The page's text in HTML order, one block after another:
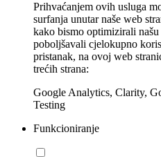
Prihvaćanjem ovih usluga
surfanja unutar naše web
kako bismo optimizirali
poboljšavali cjelokupno
pristanak, na ovoj web
trećih strana:
Google Analytics, Clarity,
Testing
Funkcioniranje